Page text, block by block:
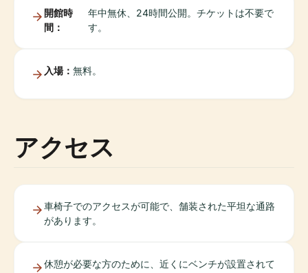
開館時
間：
年中無休、24時間公開。チケットは不要で
す。
入場： 無料。
アクセス
車椅子でのアクセスが可能で、舗装された平坦な通路
があります。
休憩が必要な方のために、近くにベンチが設置されて